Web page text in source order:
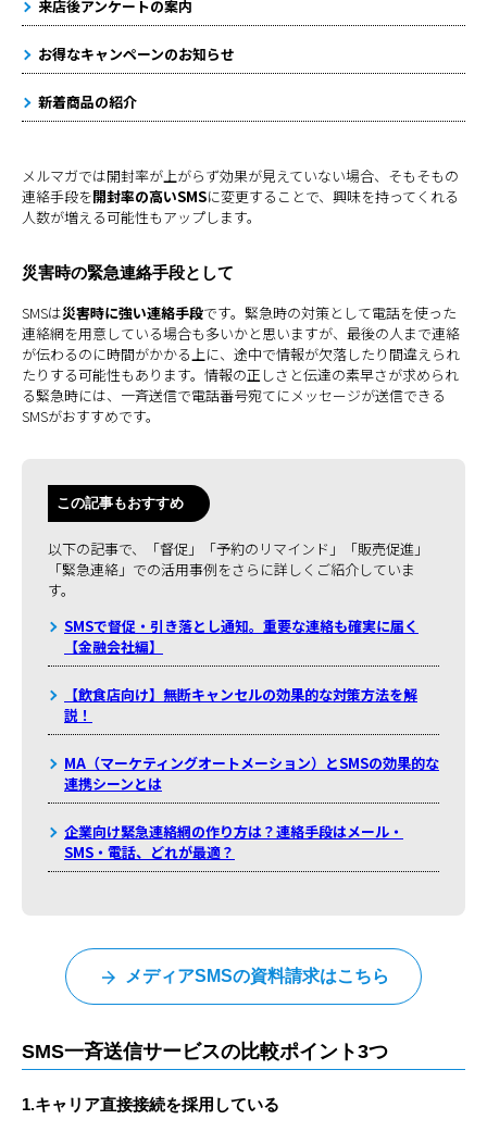
来店後アンケートの案内
お得なキャンペーンのお知らせ
新着商品の紹介
メルマガでは開封率が上がらず効果が見えていない場合、そもそもの
連絡手段を開封率の高いSMSに変更することで、興味を持ってくれる
人数が増える可能性もアップします。
災害時の緊急連絡手段として
SMSは災害時に強い連絡手段です。緊急時の対策として電話を使った
連絡網を用意している場合も多いかと思いますが、最後の人まで連絡
が伝わるのに時間がかかる上に、途中で情報が欠落したり間違えられ
たりする可能性もあります。情報の正しさと伝達の素早さが求められ
る緊急時には、一斉送信で電話番号宛てにメッセージが送信できる
SMSがおすすめです。
この記事もおすすめ
以下の記事で、「督促」「予約のリマインド」「販売促進」
「緊急連絡」での活用事例をさらに詳しくご紹介していま
す。
SMSで督促・引き落とし通知。重要な連絡も確実に届く
【金融会社編】
【飲食店向け】無断キャンセルの効果的な対策方法を解
説！
MA（マーケティングオートメーション）とSMSの効果的な
連携シーンとは
企業向け緊急連絡網の作り方は？連絡手段はメール・
SMS・電話、どれが最適？
メディアSMSの資料請求はこちら
SMS一斉送信サービスの比較ポイント3つ
1.キャリア直接接続を採用している